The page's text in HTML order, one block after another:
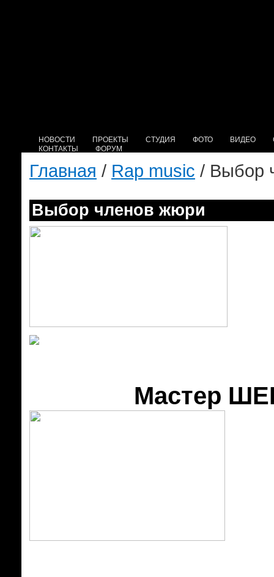
НОВОСТИ ПРОЕКТЫ СТУДИЯ ФОТО ВИДЕО
КОНТАКТЫ
ФОРУМ
Главная / Rap music / Выбор
Выбор членов жюри
Мастер